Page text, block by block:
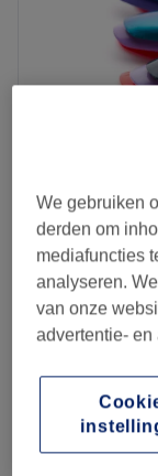
CHICAWOW
5,0
Laat zien op
Pedicure
45 min
We gebruiken
derden om
mediafuncties
analyseren.
van onze
advertentie- en